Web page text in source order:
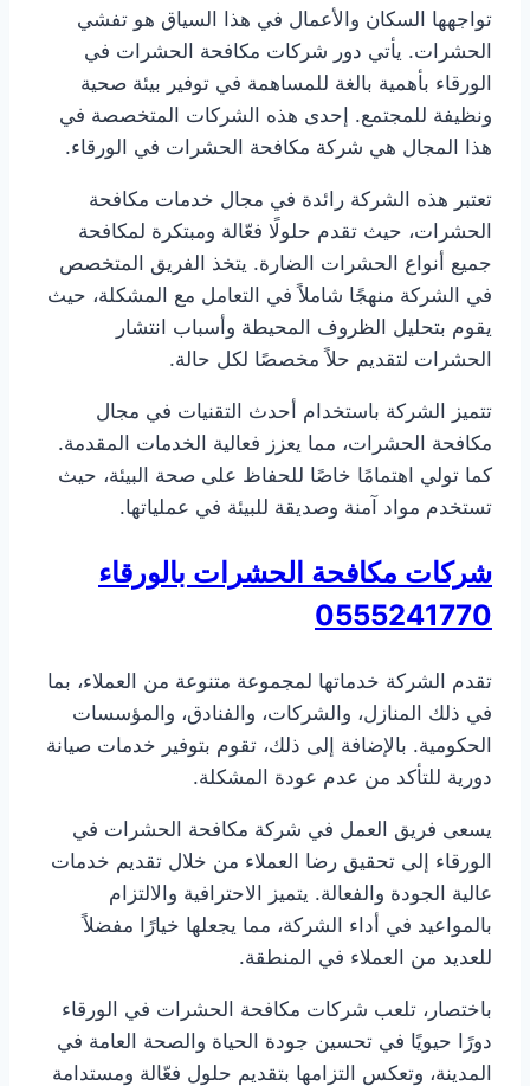
تواجهها السكان والأعمال في هذا السياق هو تفشي
الحشرات. يأتي دور شركات مكافحة الحشرات في
الورقاء بأهمية بالغة للمساهمة في توفير بيئة صحية
ونظيفة للمجتمع. إحدى هذه الشركات المتخصصة في
هذا المجال هي شركة مكافحة الحشرات في الورقاء.
تعتبر هذه الشركة رائدة في مجال خدمات مكافحة
الحشرات، حيث تقدم حلولًا فعّالة ومبتكرة لمكافحة
جميع أنواع الحشرات الضارة. يتخذ الفريق المتخصص
في الشركة منهجًا شاملاً في التعامل مع المشكلة، حيث
يقوم بتحليل الظروف المحيطة وأسباب انتشار
الحشرات لتقديم حلاً مخصصًا لكل حالة.
تتميز الشركة باستخدام أحدث التقنيات في مجال
مكافحة الحشرات، مما يعزز فعالية الخدمات المقدمة.
كما تولي اهتمامًا خاصًا للحفاظ على صحة البيئة، حيث
تستخدم مواد آمنة وصديقة للبيئة في عملياتها.
شركات مكافحة الحشرات بالورقاء
0555241770
تقدم الشركة خدماتها لمجموعة متنوعة من العملاء، بما
في ذلك المنازل، والشركات، والفنادق، والمؤسسات
الحكومية. بالإضافة إلى ذلك، تقوم بتوفير خدمات صيانة
دورية للتأكد من عدم عودة المشكلة.
يسعى فريق العمل في شركة مكافحة الحشرات في
الورقاء إلى تحقيق رضا العملاء من خلال تقديم خدمات
عالية الجودة والفعالة. يتميز الاحترافية والالتزام
بالمواعيد في أداء الشركة، مما يجعلها خيارًا مفضلاً
للعديد من العملاء في المنطقة.
باختصار، تلعب شركات مكافحة الحشرات في الورقاء
دورًا حيويًا في تحسين جودة الحياة والصحة العامة في
المدينة، وتعكس التزامها بتقديم حلول فعّالة ومستدامة